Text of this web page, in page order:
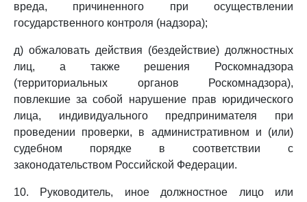
вреда, причиненного при осуществлении
государственного контроля (надзора);
д) обжаловать действия (бездействие) должностных
лиц, а также решения Роскомнадзора
(территориальных органов Роскомнадзора),
повлекшие за собой нарушение прав юридического
лица, индивидуального предпринимателя при
проведении проверки, в административном и (или)
судебном порядке в соответствии с
законодательством Российской Федерации.
10. Руководитель, иное должностное лицо или